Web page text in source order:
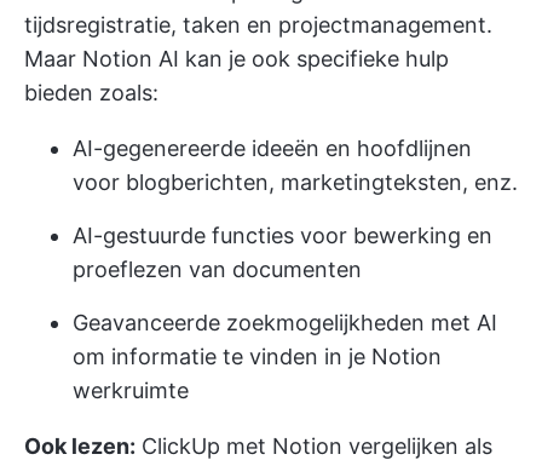
tijdsregistratie, taken en projectmanagement.
Maar Notion AI kan je ook specifieke hulp
bieden zoals:
AI-gegenereerde ideeën en hoofdlijnen
voor blogberichten, marketingteksten, enz.
AI-gestuurde functies voor bewerking en
proeflezen van documenten
Geavanceerde zoekmogelijkheden met AI
om informatie te vinden in je Notion
werkruimte
Ook lezen: ClickUp met Notion vergelijken als